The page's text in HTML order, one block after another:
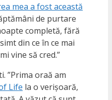
mea a fost această
de purtare
completă, fără
din ce în ce mai
vine să cred.”
”Prima oraă am
Life la o verișoară,